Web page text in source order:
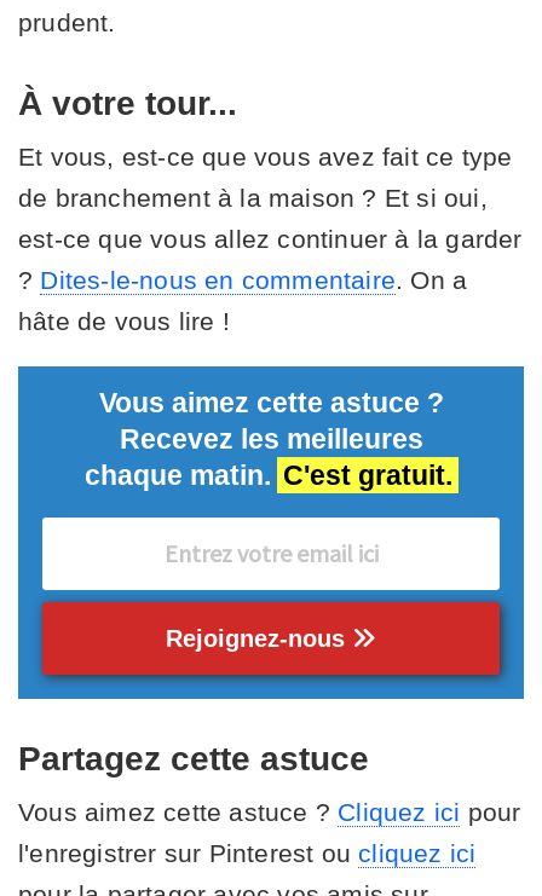
prudent.
À votre tour...
Et vous, est-ce que vous avez fait ce type
de branchement à la maison ? Et si oui,
est-ce que vous allez continuer à la garder
? Dites-le-nous en commentaire. On a
hâte de vous lire !
Vous aimez cette astuce ?
Recevez les meilleures
chaque matin. C'est gratuit.
Rejoignez-nous
Partagez cette astuce
Vous aimez cette astuce ? Cliquez ici pour
l'enregistrer sur Pinterest ou cliquez ici